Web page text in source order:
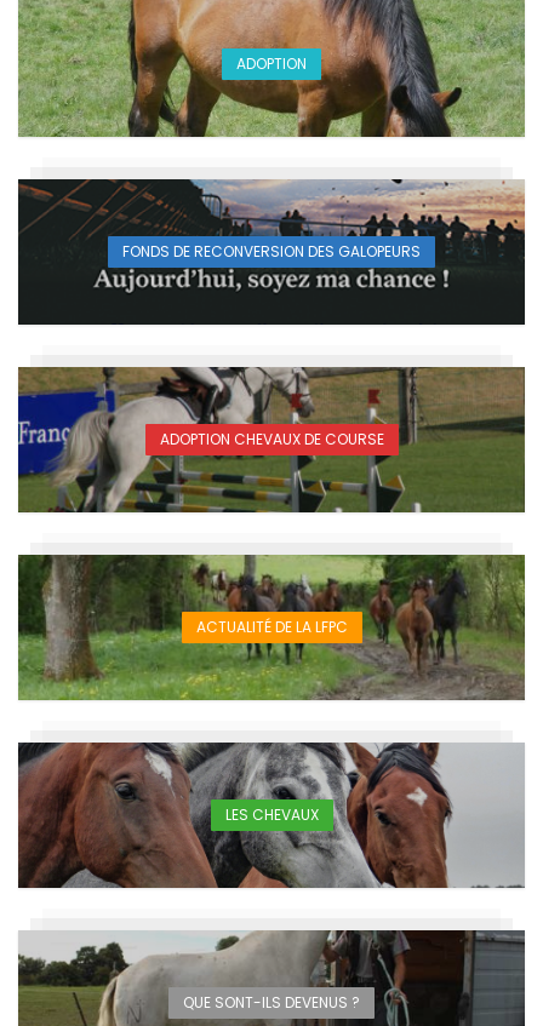
ADOPTION
FONDS DE RECONVERSION DES GALOPEURS
ADOPTION CHEVAUX DE COURSE
ACTUALITÉ DE LA LFPC
LES CHEVAUX
QUE SONT-ILS DEVENUS ?